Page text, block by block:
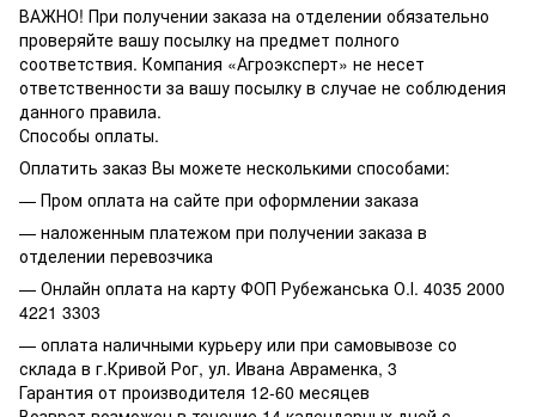
ВАЖНО! При получении заказа на отделении обязательно
проверяйте вашу посылку на предмет полного
соответствия. Компания «Агроэксперт» не несет
ответственности за вашу посылку в случае не соблюдения
данного правила.
Способы оплаты.
Оплатить заказ Вы можете несколькими способами:
— Пром оплата на сайте при оформлении заказа
— наложенным платежом при получении заказа в
отделении перевозчика
— Онлайн оплата на карту ФОП Рубежанська О.І. 4035 2000
4221 3303
— оплата наличными курьеру или при самовывозе со
склада в г.Кривой Рог, ул. Ивана Авраменка, 3
Гарантия от производителя 12-60 месяцев